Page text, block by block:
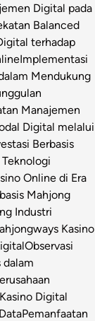
Digital pada
Balanced
terhadap
Implementasi
Mendukung
Manajemen
Digital melalui
Berbasis
Online di Era
Mahjong
Industri
Kasino
Observasi
dalam
Digital
Pemanfaatan